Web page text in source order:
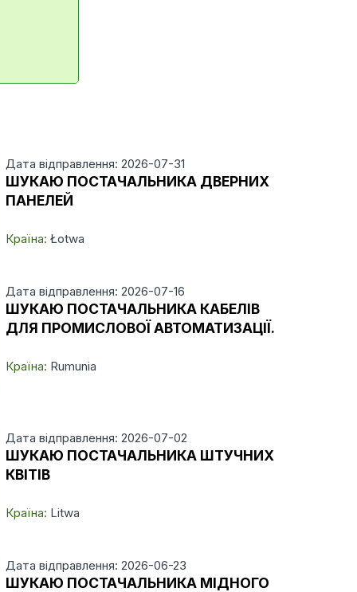
Дата відправлення: 2026-07-31
ШУКАЮ ПОСТАЧАЛЬНИКА ДВЕРНИХ
ПАНЕЛЕЙ
Країна: Łotwa
Дата відправлення: 2026-07-16
ШУКАЮ ПОСТАЧАЛЬНИКА КАБЕЛІВ
ДЛЯ ПРОМИСЛОВОЇ АВТОМАТИЗАЦІЇ.
Країна: Rumunia
Дата відправлення: 2026-07-02
ШУКАЮ ПОСТАЧАЛЬНИКА ШТУЧНИХ
КВІТІВ
Країна: Litwa
Дата відправлення: 2026-06-23
ШУКАЮ ПОСТАЧАЛЬНИКА МІДНОГО